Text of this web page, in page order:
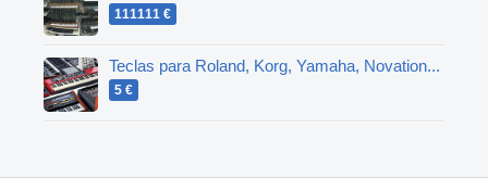
111111 €
Teclas para Roland, Korg, Yamaha, Novation...
5 €